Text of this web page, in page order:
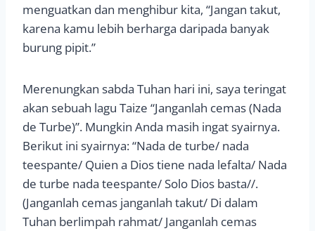
menguatkan dan menghibur kita, “Jangan takut,
karena kamu lebih berharga daripada banyak
burung pipit.”
Merenungkan sabda Tuhan hari ini, saya teringat
akan sebuah lagu Taize “Janganlah cemas (Nada
de Turbe)”. Mungkin Anda masih ingat syairnya.
Berikut ini syairnya: “Nada de turbe/ nada
teespante/ Quien a Dios tiene nada lefalta/ Nada
de turbe nada teespante/ Solo Dios basta//.
(Janganlah cemas janganlah takut/ Di dalam
Tuhan berlimpah rahmat/ Janganlah cemas